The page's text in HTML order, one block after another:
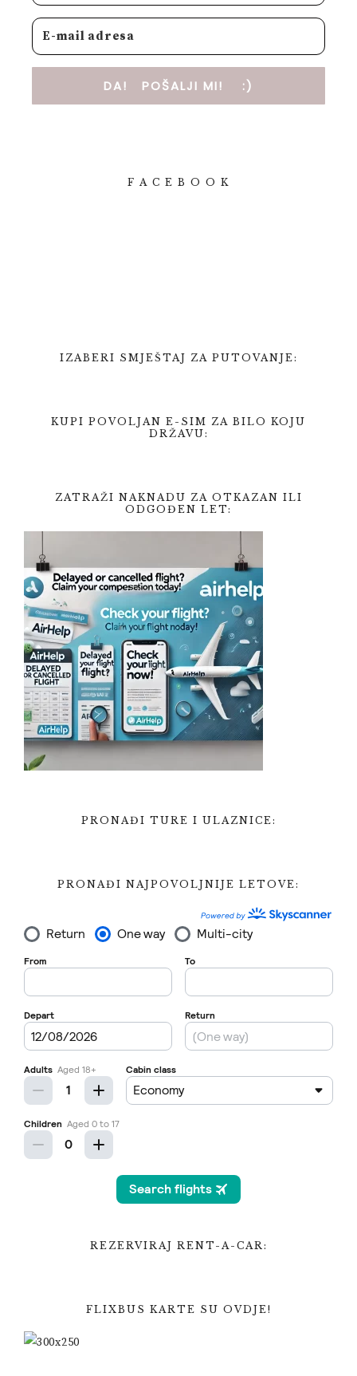
DA! POŠALJI MI! :)
F A C E B O O K
IZABERI SMJEŠTAJ ZA PUTOVANJE:
KUPI POVOLJAN E-SIM ZA BILO KOJU
DRŽAVU:
ZATRAŽI NAKNADU ZA OTKAZAN ILI
ODGOĐEN LET:
PRONAĐI TURE I ULAZNICE:
PRONAĐI NAJPOVOLJNIJE LETOVE:
REZERVIRAJ RENT-A-CAR:
FLIXBUS KARTE SU OVDJE!